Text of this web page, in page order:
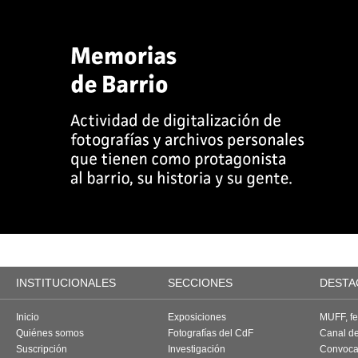
INSTITUCIONALES SECCIONES
Inicio
Quiénes somos
Suscripción
Exposiciones
Fotografías del CdF
Investigación
MUFF,
Canal